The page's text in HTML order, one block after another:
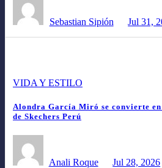
Sebastian Sipión Jul 31,
VIDA Y ESTILO
Alondra García Miró se convierte
de Skechers Perú
Anali Roque Jul 28, 2026